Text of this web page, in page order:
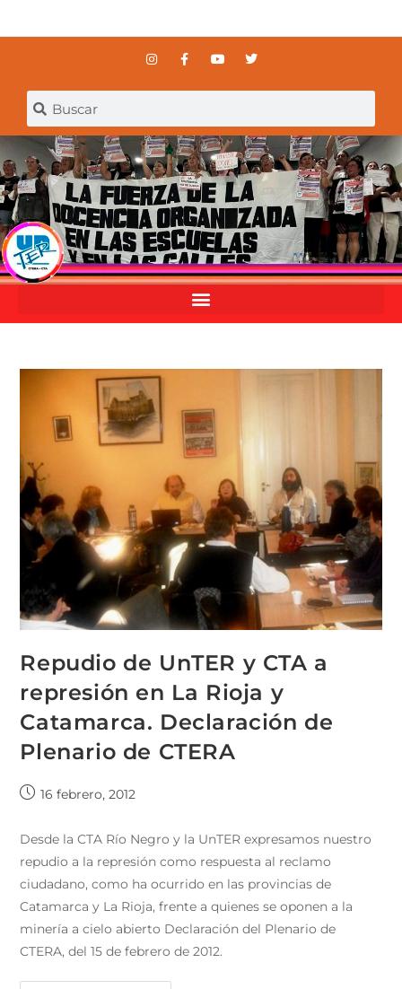
Repudio de UnTER y CTA a
represión en La Rioja y
Catamarca. Declaración de
Plenario de CTERA
16 febrero, 2012
Desde la CTA Río Negro y la UnTER expresamos nuestro
repudio a la represión como respuesta al reclamo
ciudadano, como ha ocurrido en las provincias de
Catamarca y La Rioja, frente a quienes se oponen a la
minería a cielo abierto Declaración del Plenario de
CTERA, del 15 de febrero de 2012.